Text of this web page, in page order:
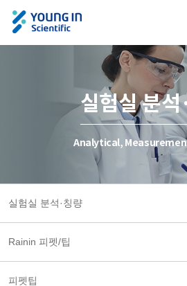
실험실 분
Analytical,